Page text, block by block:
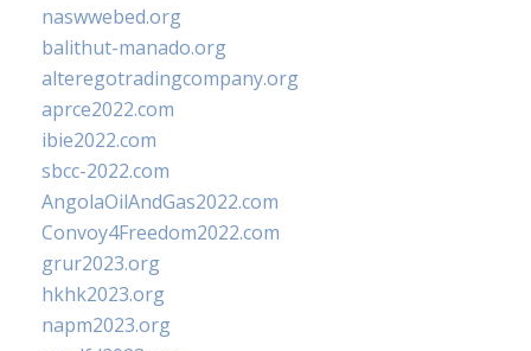
naswwebed.org
balithut-manado.org
alteregotradingcompany.org
aprce2022.com
ibie2022.com
sbcc-2022.com
AngolaOilAndGas2022.com
Convoy4Freedom2022.com
grur2023.org
hkhk2023.org
napm2023.org